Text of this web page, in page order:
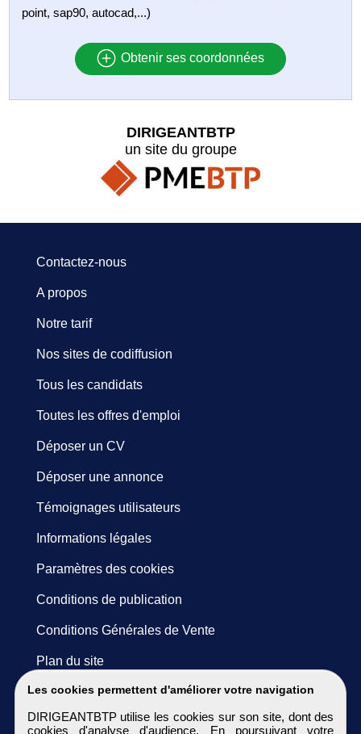
point, sap90, autocad,...)
Obtenir ses coordonnées
Les cookies permettent d'améliorer votre navigation
DIRIGEANTBTP utilise les cookies sur son site, dont des
cookies d'analyse d'audience. En poursuivant votre
DIRIGEANTBTP
un site du groupe
Contactez-nous
A propos
Notre tarif
Nos sites de codiffusion
Tous les candidats
Toutes les offres d'emploi
Déposer un CV
Déposer une annonce
Témoignages utilisateurs
Informations légales
Paramètres des cookies
Conditions de publication
Conditions Générales de Vente
Plan du site